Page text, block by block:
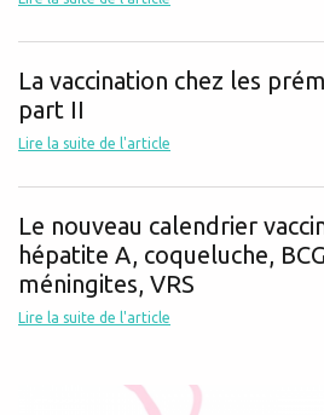
La vaccination chez les
part II
Lire la suite de l'article
Le nouveau calendrier
hépatite A, coqueluche,
méningites, VRS
Lire la suite de l'article